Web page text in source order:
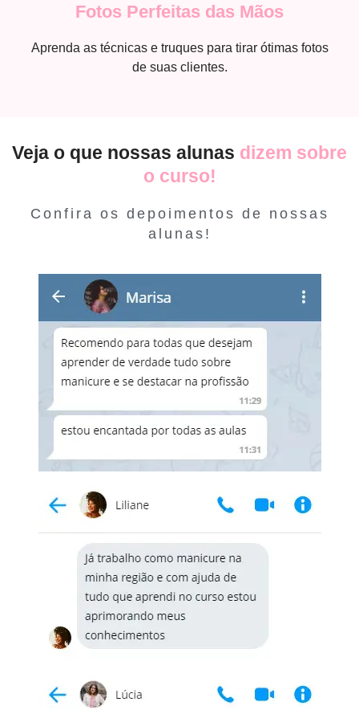
Fotos Perfeitas das Mãos
Aprenda as técnicas e truques para tirar ótimas fotos
de suas clientes.
Veja o que nossas alunas dizem sobre
o curso!
Confira os depoimentos de nossas
alunas!